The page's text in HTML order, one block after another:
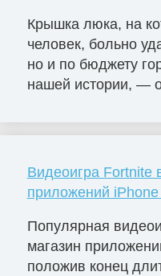
Крышка люка, на
человек, больно
но и по бюджету
нашей истории, —
Видеоигра Fortnite
приложений
Популярная
магазин
положив конец